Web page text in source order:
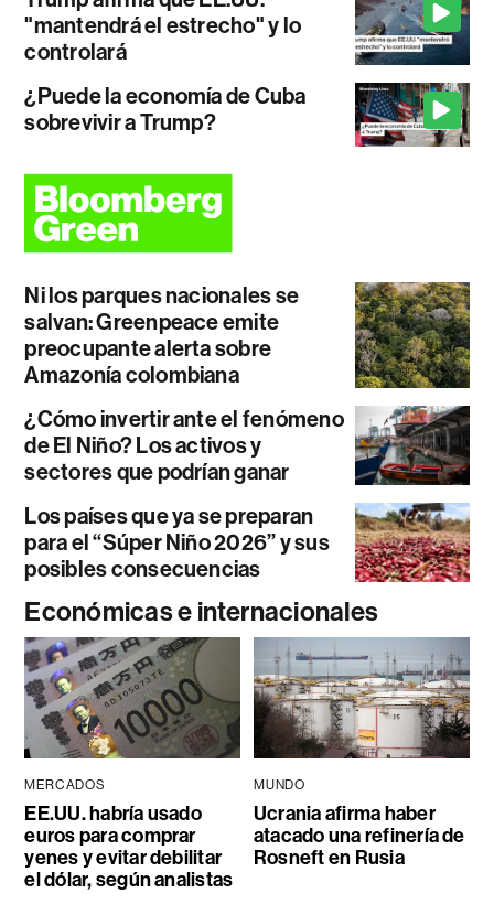
"mantendrá el estrecho" y lo
controlará
¿Puede la economía de Cuba
sobrevivir a Trump?
Ni los parques nacionales se
salvan: Greenpeace emite
preocupante alerta sobre
Amazonía colombiana
¿Cómo invertir ante el fenómeno
de El Niño? Los activos y
sectores que podrían ganar
Los países que ya se preparan
para el “Súper Niño 2026” y sus
posibles consecuencias
Económicas e internacionales
MERCADOS
EE.UU. habría usado
euros para comprar
yenes y evitar debilitar
el dólar, según analistas
MUNDO
Ucrania afirma haber
atacado una refinería de
Rosneft en Rusia